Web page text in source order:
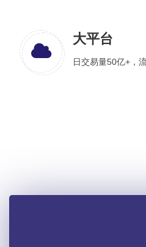
大平台
日交易量50亿+，